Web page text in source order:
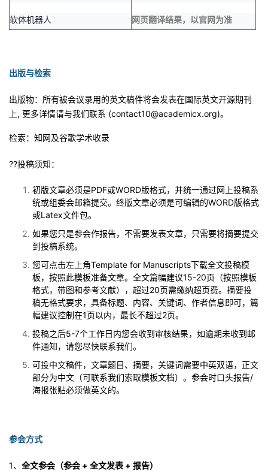
软体机器人 网页翻译结果，以官网为准
出版与检索
出版物：所有被会议录用的英文稿件将会发表在国际英文开源期刊
上, 更多详情请与我们联系 (contact10@academicx.org)。
检索：知网及谷歌学术收录
??投稿须知：
初版文章必须是PDF或WORD版格式，并统一通过网上投稿系
统或组委会邮箱提交。终版文章必须是可编辑的WORD版格式
或Latex文件包。
如果您只是参会作报告，不需要发表文章，只需要将摘要提交
到投稿系统。
您可点击左上角Template for Manuscripts下载全文投稿模
板，按照此模板准备文章。全文篇幅建议15-20页（按照模板
格式，带图和参考文献），超过20页需缴纳超页费。摘要投
稿无格式要求，具备标题、内容、关键词、作者信息即可，篇
幅建议控制在1页以内，最长不超过2页。
投稿之后5-7个工作日内您会收到审核结果，如逾期未收到邮
件通知，请您尽快联系我们。
可投中文稿件，文章题目、摘要，关键词需要中英双语，正文
部分为中文（可联系我们索取模板文档）。参会时口头报告/
海报张贴必须做英文的。
参会方式
1、 全文参会（参会 + 全文发表 + 报告）